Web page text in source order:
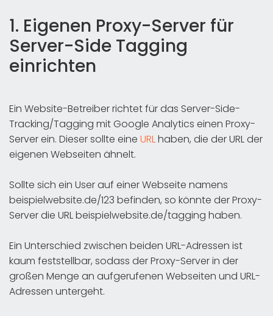
1. Eigenen Proxy-Server für
Server-Side Tagging
einrichten
Ein Website-Betreiber richtet für das Server-Side-
Tracking/Tagging mit Google Analytics einen Proxy-
Server ein. Dieser sollte eine URLhaben, die der URL der
eigenen Webseiten ähnelt.
Sollte sich ein User auf einer Webseite namens
beispielwebsite.de/123 befinden, so könnte der Proxy-
Server die URL beispielwebsite.de/tagging haben.
Ein Unterschied zwischen beiden URL-Adressen ist
kaum feststellbar, sodass der Proxy-Server in der
großen Menge an aufgerufenen Webseiten und URL-
Adressen untergeht.